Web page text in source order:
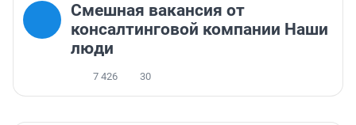
Смешная вакансия от
консалтинговой компании Наши
люди
7 426 30